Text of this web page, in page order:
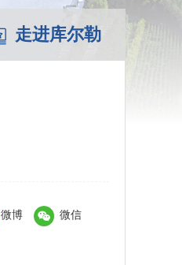
走进库尔勒
微博 微信